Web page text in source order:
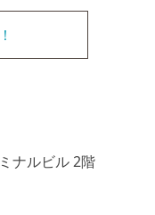
ナルビル 2階